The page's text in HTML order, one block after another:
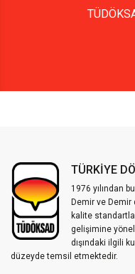
TÜRKİYE
1976 yılından
Demir ve Demir
kalite
gelişimine
dışındaki ilgili
düzeyde temsil etmektedir.